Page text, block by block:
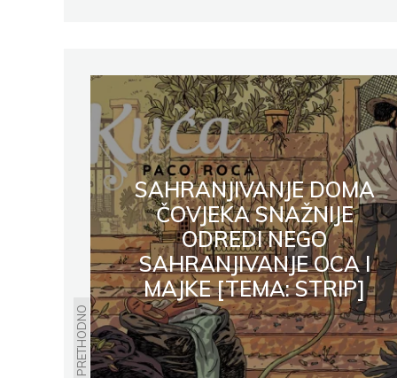
PRETHODNO
SAHRANJIVANJE DOMA
ČOVJEKA SNAŽNIJE
ODREDI NEGO
SAHRANJIVANJE OCA I
MAJKE [TEMA: STRIP]